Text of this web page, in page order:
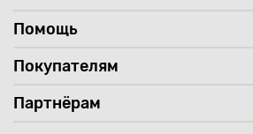
Помощь
Покупателям
Партнёрам